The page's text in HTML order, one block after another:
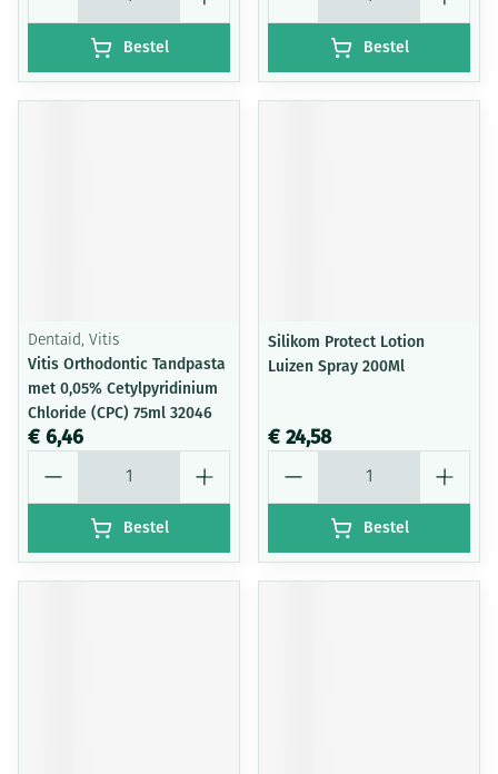
Bestel Bestel
Dentaid, Vitis
Vitis Orthodontic Tandpasta
met 0,05% Cetylpyridinium
Chloride (CPC) 75ml 32046
€ 6,46
Bestel
Silikom Protect Lotion
Luizen Spray 200Ml
€ 24,58
Bestel